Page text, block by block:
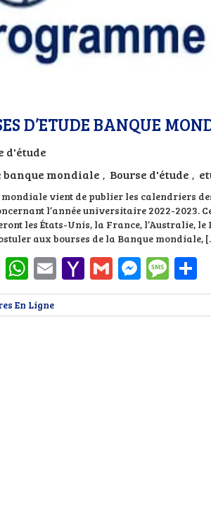
D’ETUDE BANQUE
d'étude
banque mondiale , Bourse d'étude ,
mondiale vient de publier les calendriers
l’année universitaire 2022-2023.
les États-Unis, la France, l’Australie,
aux bourses de la Banque mondiale,
Twitter
WhatsApp
EmailYahoo
Mail
Gmail
En Ligne